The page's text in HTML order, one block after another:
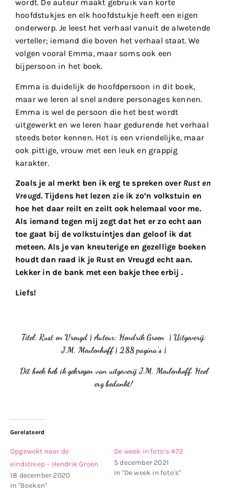
wordt. De auteur maakt gebruik van korte
hoofdstukjes en elk hoofdstukje heeft een eigen
onderwerp. Je leest het verhaal vanuit de alwetende
verteller; iemand die boven het verhaal staat. We
volgen vooral Emma, maar soms ook een
bijpersoon in het boek.
Emma is duidelijk de hoofdpersoon in dit boek,
maar we leren al snel andere personages kennen.
Emma is wel de persoon die het best wordt
uitgewerkt en we leren haar gedurende het verhaal
steeds beter kennen. Het is een vriendelijke, maar
ook pittige, vrouw met een leuk en grappig
karakter.
Zoals je al merkt ben ik erg te spreken over Rust en
Vreugd. Tijdens het lezen zie ik zo’n volkstuin en
hoe het daar reilt en zeilt ook helemaal voor me.
Als iemand tegen mij zegt dat het er zo echt aan
toe gaat bij de volkstuintjes dan geloof ik dat
meteen. Als je van kneuterige en gezellige boeken
houdt dan raad ik je Rust en Vreugd echt aan.
Lekker in de bank met een bakje thee erbij .
Liefs!
Titel: Rust en Vreugd | Auteur: Hendrik Groen | Uitgeverij:
J.M. Meulenhoff | 288 pagina’s |
Dit boek heb ik gekregen van uitgeverij J.M. Meulenhoff. Heel
erg bedankt!
Gerelateerd
Opgewekt naar de
eindstreep – Hendrik Groen
18 december 2020
In "Boeken"
De week in foto’s #72
5 december 2021
In "De week in foto's"